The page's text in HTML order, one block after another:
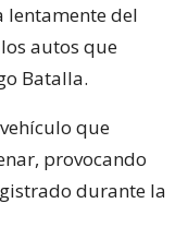
lentamente del
autos que
Batalla.
que
provocando
durante la